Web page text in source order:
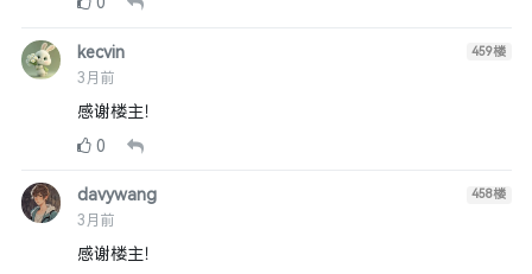
kecvin
3月前
459楼
感谢楼主！
0
davywang
3月前
458楼
感谢楼主！